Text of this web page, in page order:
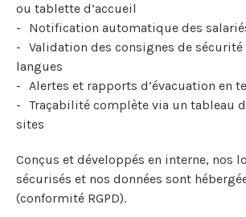
ou tablette d’accueil
Notification automatique des
Validation des consignes de
langues
Alertes et rapports d’évacuation en
Traçabilité complète via un tableau
sites
Conçus et développés en interne, nos
sécurisés et nos données sont
(conformité RGPD).